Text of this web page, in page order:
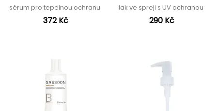
sérum pro tepelnou ochranu
372 Kč
lak ve spreji s UV ochranou
290 Kč